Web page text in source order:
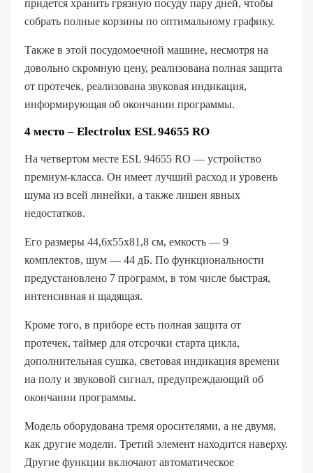
придется хранить грязную посуду пару дней, чтобы
собрать полные корзины по оптимальному графику.
Также в этой посудомоечной машине, несмотря на
довольно скромную цену, реализована полная защита
от протечек, реализована звуковая индикация,
информирующая об окончании программы.
4 место – Electrolux ESL 94655 RO
На четвертом месте ESL 94655 RO — устройство
премиум-класса. Он имеет лучший расход и уровень
шума из всей линейки, а также лишен явных
недостатков.
Его размеры 44,6x55x81,8 см, емкость — 9
комплектов, шум — 44 дБ. По функциональности
предустановлено 7 программ, в том числе быстрая,
интенсивная и щадящая.
Кроме того, в приборе есть полная защита от
протечек, таймер для отсрочки старта цикла,
дополнительная сушка, световая индикация времени
на полу и звуковой сигнал, предупреждающий об
окончании программы.
Модель оборудована тремя оросителями, а не двумя,
как другие модели. Третий элемент находится наверху.
Другие функции включают автоматическое